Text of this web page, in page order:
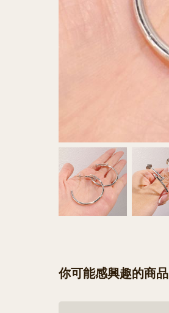
你可能感興趣的商品